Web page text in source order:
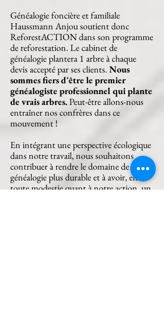
Généalogie foncière et familiale
Haussmann Anjou soutient donc
ReforestACTION dans son programme
de reforestation. Le cabinet de
généalogie plantera 1 arbre à chaque
devis accepté par ses clients. Nous
sommes fiers d'être le premier
généalogiste professionnel qui plante
de vrais arbres.Peut-être allons-nous
entraîner nos confrères dans ce
mouvement !
En intégrant une perspective écologique
dans notre travail, nous souhaitons
contribuer à rendre le domaine de la
généalogie plus durable et à avoir, en
toute modestie quant à notre action, un